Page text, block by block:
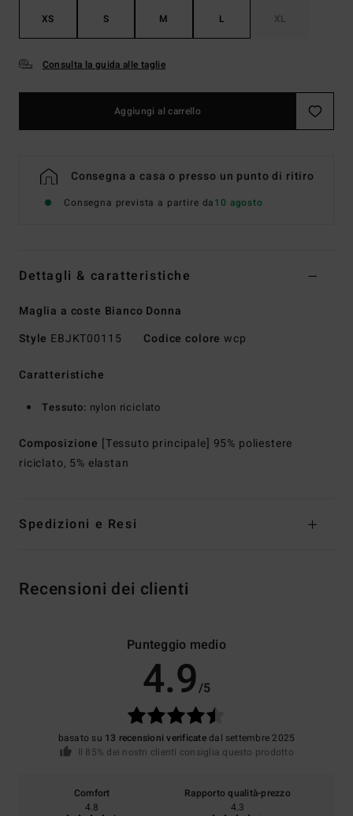
XS S M L XL
Consulta la guida alle taglie
Aggiungi al carrello
Consegna a casa o presso un punto di ritiro
Consegna prevista a partire da10 agosto
Dettagli & caratteristiche
Maglia a coste Bianco Donna
Style EBJKT00115 Codice colore wcp
Caratteristiche
Tessuto: nylon riciclato
Composizione [Tessuto principale] 95% poliestere
riciclato, 5% elastan
Spedizioni e Resi
Recensioni dei clienti
Punteggio medio
4.9/5
basato su 13 recensioni verificatedal settembre 2025
Il 85% dei nostri clienti consiglia questo prodotto
Comfort
4.8
Rapporto qualità-prezzo
4.3